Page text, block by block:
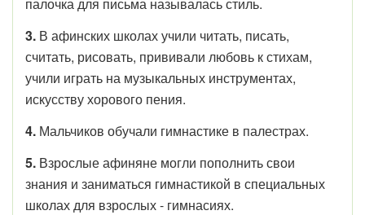
3. В афинских школах учили читать, писать,
считать, рисовать, прививали любовь к стихам,
учили играть на музыкальных инструментах,
искусству хорового пения.
4. Мальчиков обучали гимнастике в палестрах.
5. Взрослые афиняне могли пополнить свои
знания и заниматься гимнастикой в специальных
школах для взрослых - гимнасиях.